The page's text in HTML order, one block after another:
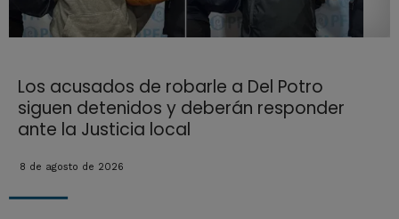
Los acusados de robarle a Del Potro
siguen detenidos y deberán responder
ante la Justicia local
8 de agosto de 2026